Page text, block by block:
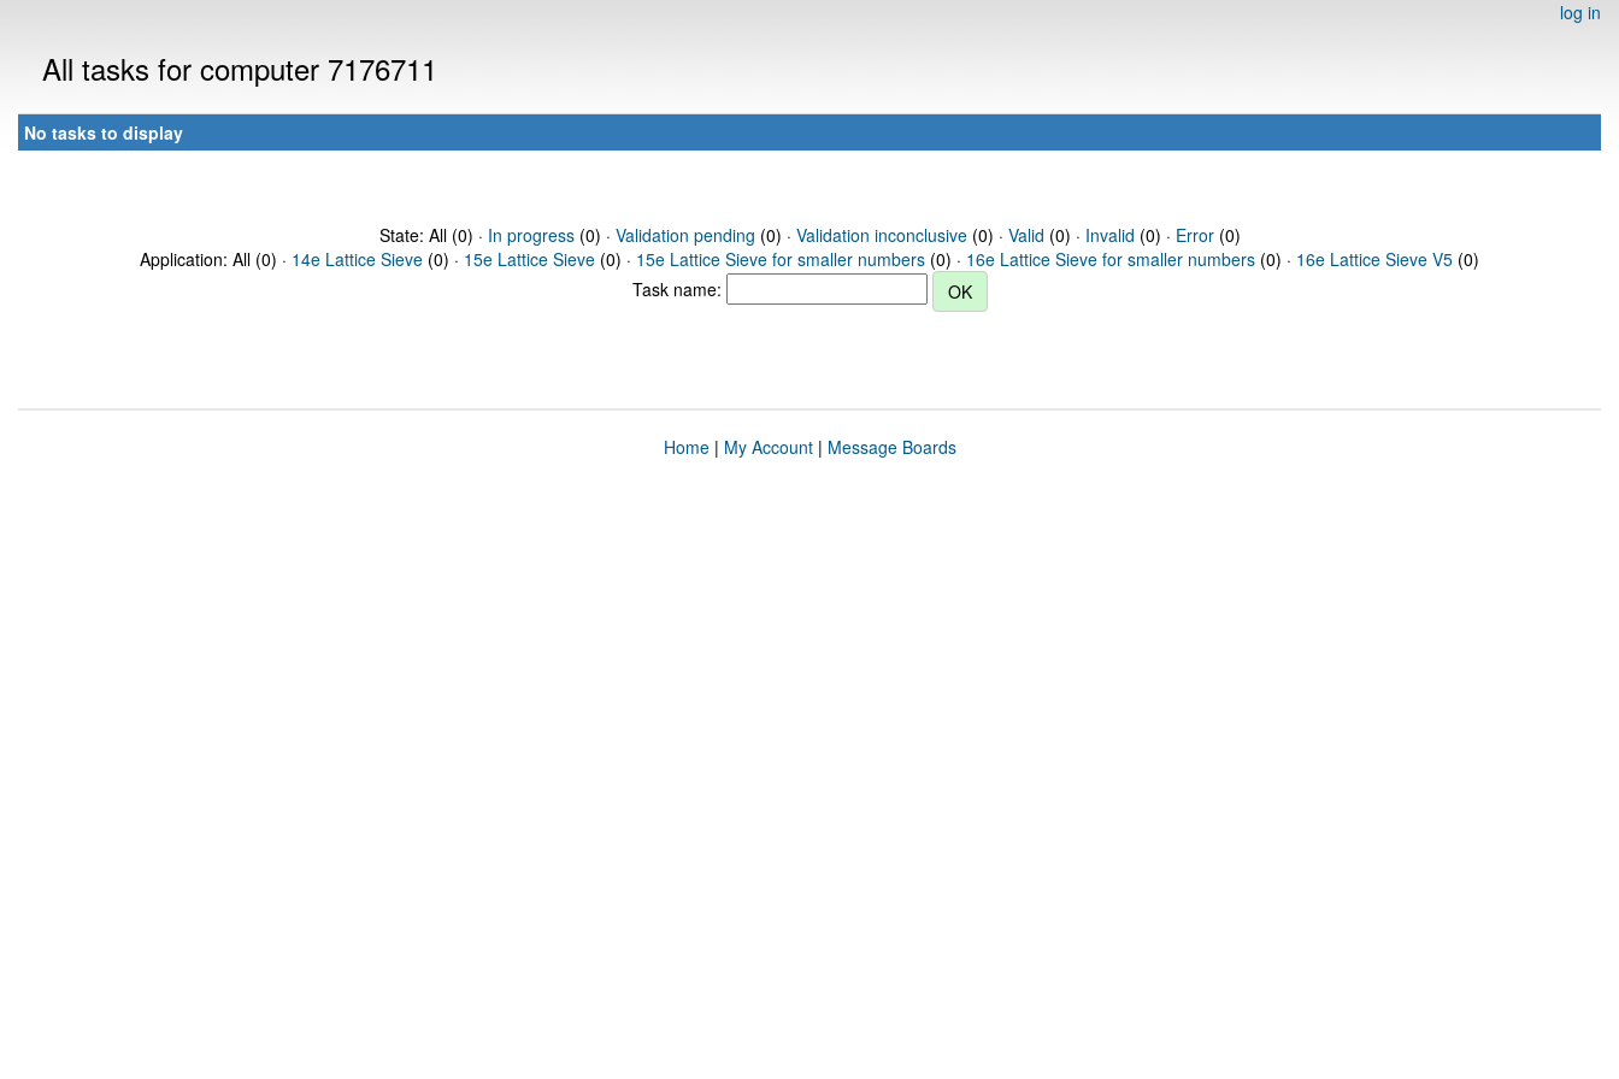
log in
All tasks for computer 7176711
No tasks to display
State: All (0) · In progress(0) · Validation pending (0) · Validation inconclusive(0) · Valid (0) · Invalid (0) · Error(0)
Application: All (0) · 14e Lattice Sieve (0) · 15e Lattice Sieve (0) · 15e Lattice Sieve for smaller numbers (0) · 16e Lattice Sieve for smaller numbers (0) · 16e Lattice Sieve V5 (0)
Task name:
Home| My Account| Message Boards